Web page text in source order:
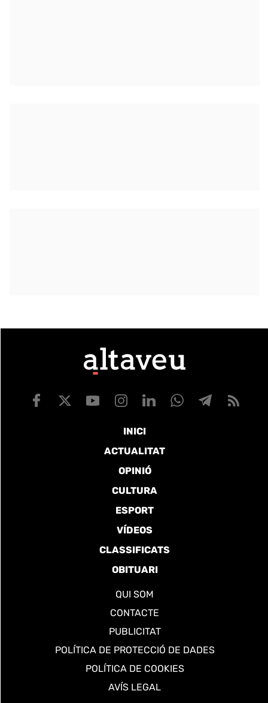
INICI
ACTUALITAT
OPINIÓ
CULTURA
ESPORT
VÍDEOS
CLASSIFICATS
OBITUARI
QUI SOM
CONTACTE
PUBLICITAT
POLÍTICA DE PROTECCIÓ DE DADES
POLÍTICA DE COOKIES
AVÍS LEGAL